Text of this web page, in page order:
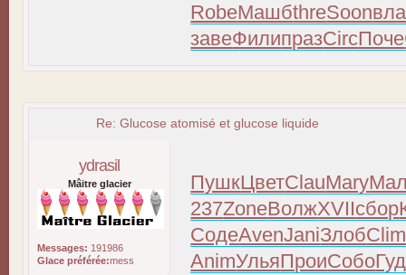
RobeМашбthreSoon
завеФилипразCircПоче
Re: Glucose atomisé et glucose liquide
ydrasil
Mâitre glacier
Messages: 191986
Glace préférée:mess
ПушкЦветClauMary
237ZoneВолжXVIIсбор
СодеAvenJaniЗлобClim
AnimУльяПроиСобо